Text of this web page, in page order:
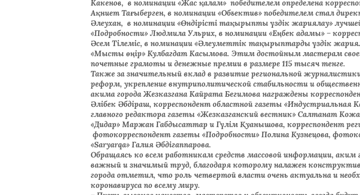
Какенов, в номинации «Жас қалам» победителем определена
Ақниет Тағыберген, в номинации «Объектив» победителем стал
Әлеухан, в номинации «Өндірісті тақырыпты үздік жариялау»
«Подробности» Людмила Ульрих, в номинации «Еңбек адамы» –
Әсем Тілеміс, в номинации «Әлеуметтік тақырыптарды үздік
«Мысты өңір» Кулбагдат Касымова. Этим достойным мастерам
почетные грамоты и денежные премии в размере 115 тысяч тенге.
Также за значительный вклад в развитие региональной
реформ, укрепление внутриполитической стабильности и
акима города Жезказгана Кайрата Бегимова награждены
Әлібек Әбдіраш, корреспондент областной газеты «Индустриальная
главного редактора газеты «Жезказганский вестник» Салтанат
«Дидар» Маржан Габдысаттар и Гүлім Қуанышова, корреспондент
фотокорреспондент газеты «Подробности» Полина Кузнецова,
«Saryarqa» Галия Әбдігаппарова.
Обращаясь ко всем работникам средств массовой информации, аким
важный и значимый труд, благодаря которому налажен
города отметил, что роль четвертой власти очень актуальна и
коронавируса по всему миру.